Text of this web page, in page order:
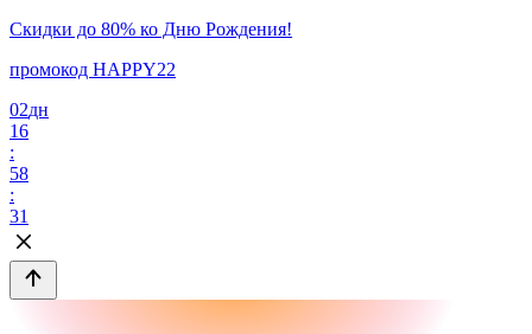
Скидки до 80% ко Дню Рождения!
промокод HAPPY22
02дн
16
:
58
:
31